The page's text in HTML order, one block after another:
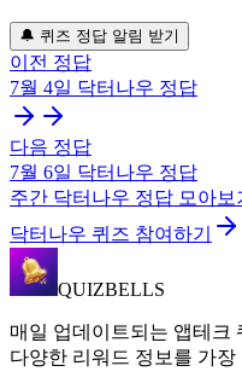
🔔 퀴즈 정답 알림 받기
이전 정답
7월 4일 닥터나우 정답
다음 정답
7월 6일 닥터나우 정답
주간 닥터나우 정답 모아보
닥터나우 퀴즈 참여하기
QUIZBELLS
매일 업데이트되는 앱테크
다양한 리워드 정보를 가